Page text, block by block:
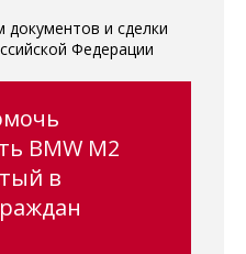
и сделки
Федерации
BMW M2
в